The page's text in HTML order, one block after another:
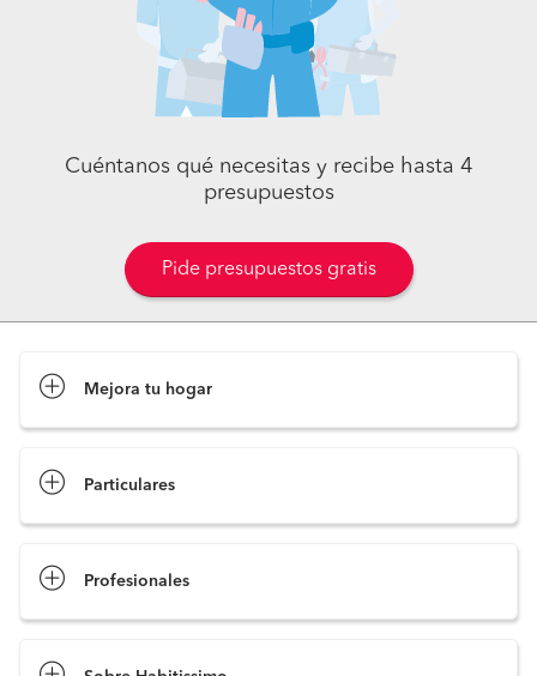
Cuéntanos qué necesitas y recibe hasta 4
presupuestos
Pide presupuestos gratis
Mejora tu hogar
Particulares
Profesionales